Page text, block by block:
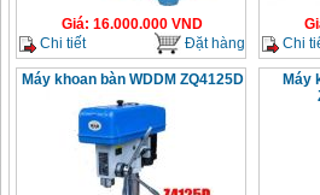
Giá: 16.000.000 VND
Chi tiết
Đặt hàng
Chi
Máy khoan bàn WDDM ZQ4125D
Máy